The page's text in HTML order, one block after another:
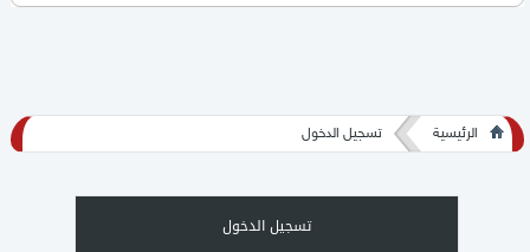
شرح عمل سيرفر كونكر تهيس على هماشي لجهازك الشخصي للعلم الشرح
الرئيسية تسجيل الدخول
تسجيل الدخول